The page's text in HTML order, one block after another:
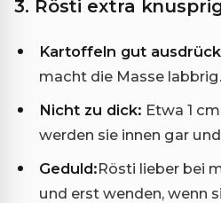
3. Rösti extra
Kartoffeln gut
macht die Masse labbrig.
Nicht zu dick: Etwa 1
werden sie innen gar
Geduld:Rösti lieber bei
und erst wenden, wenn